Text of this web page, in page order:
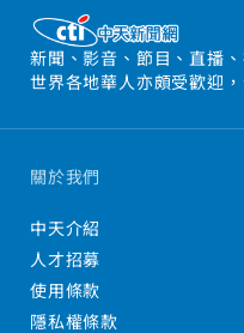
新聞、影音、節目、直播
世界各地華人亦頗受歡迎
關於我們
中天介紹
人才招募
使用條款
隱私權條款